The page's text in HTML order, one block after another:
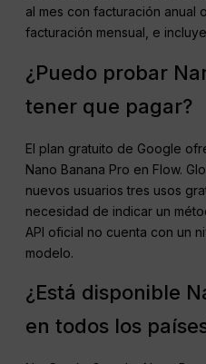
al mes con facturación anual
facturación mensual, e
¿Puedo probar
tener que pagar?
El plan gratuito de Google
Nano Banana Pro en Flow.
nuevos usuarios tres usos
necesidad de indicar un
API oficial no cuenta con un
modelo.
¿Está disponible
en todos los